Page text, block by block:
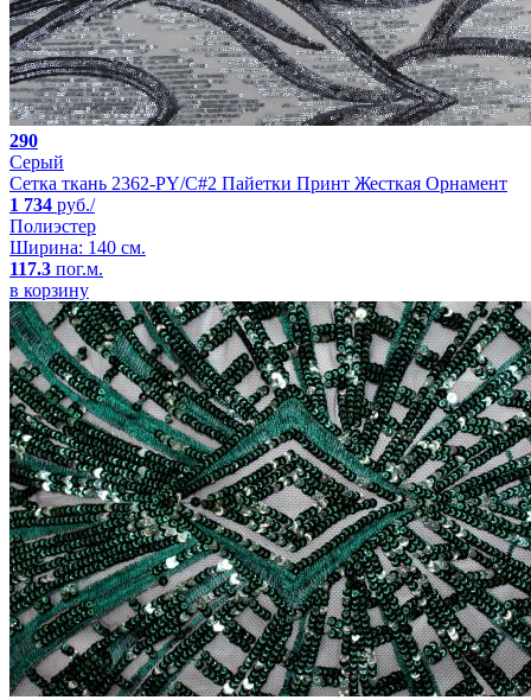
290
Серый
Сетка ткань 2362-PY/C#2 Пайетки Принт Жесткая Орнамент
1 734 руб./
Полиэстер
Ширина: 140 см.
117.3 пог.м.
в корзину